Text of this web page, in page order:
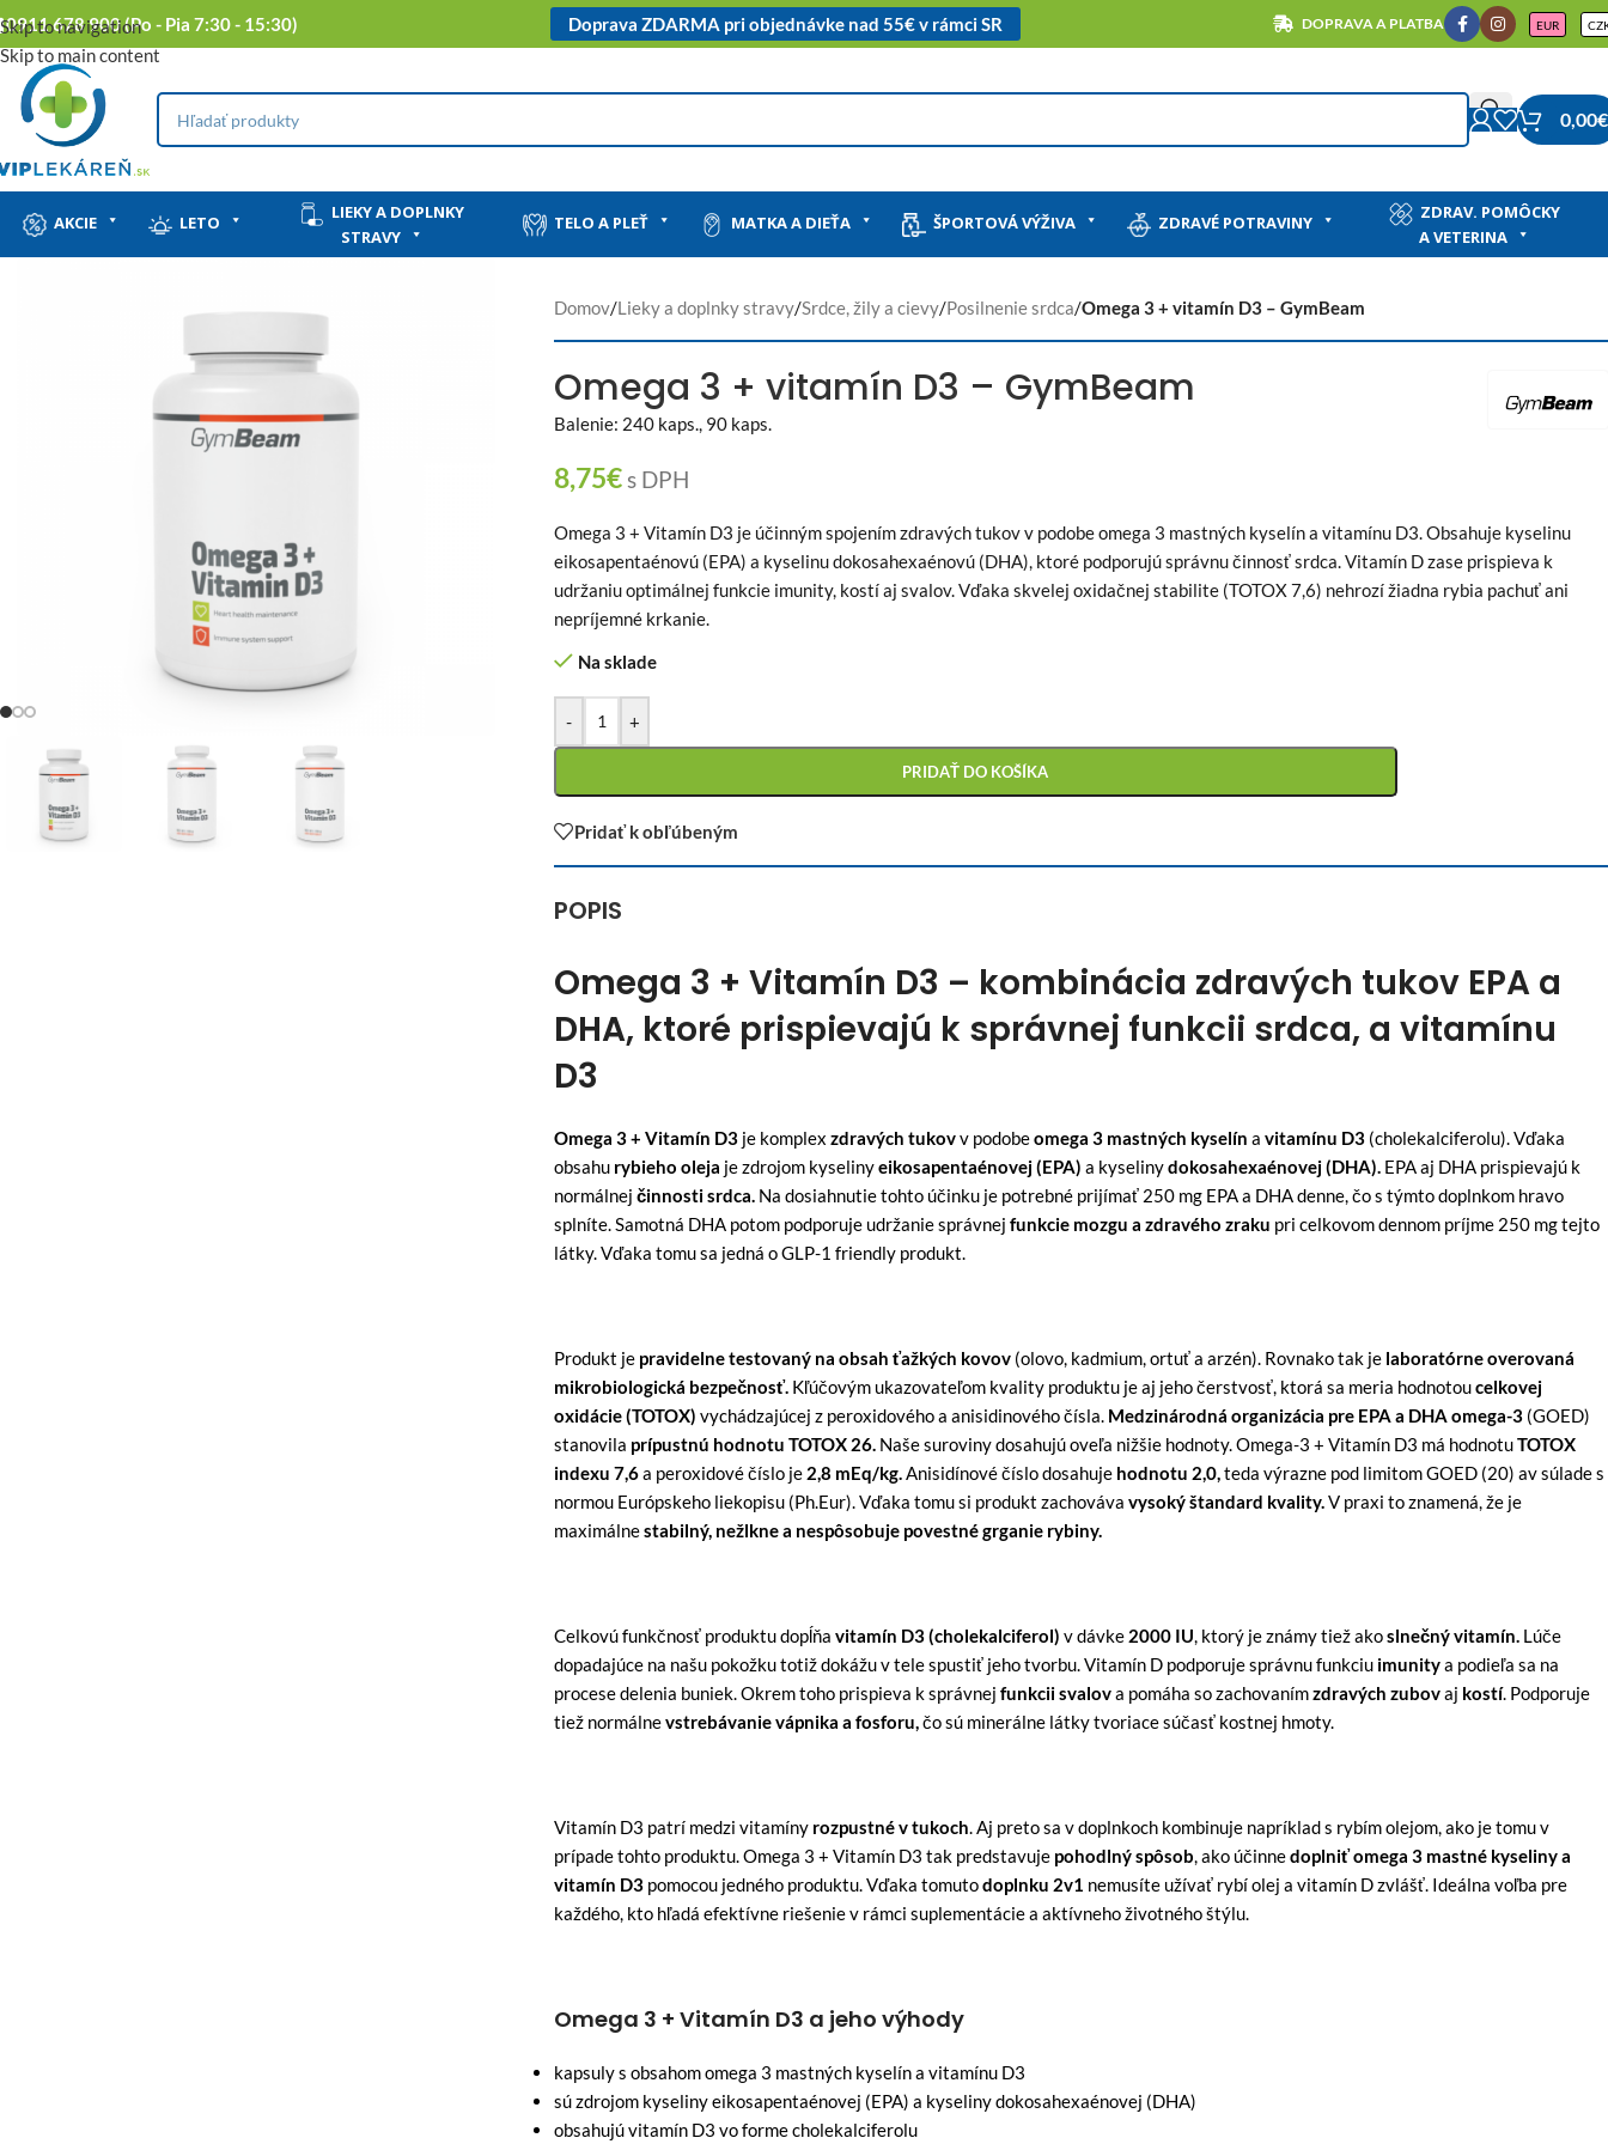
Skip to navigation
Skip to main content
0911 678 900 (Po - Pia 7:30 - 15:30) Doprava ZDARMA pri objednávke nad 55€ v rámci SR DOPRAVA A PLATBA EUR
0,00€
AKCIE LETO
LIEKY A DOPLNKY
STRAVY
TELO A PLEŤ MATKA A DIEŤA ŠPORTOVÁ VÝŽIVA ZDRAVÉ POTRAVINY
ZDRAV. POMÔCKY
A VETERINA
Domov/Lieky a doplnky stravy/Srdce, žily a cievy/Posilnenie srdca/Omega 3 + vitamín D3 – GymBeam
Omega 3 + vitamín D3 – GymBeam
Balenie: 240 kaps., 90 kaps.
8,75€s DPH
Omega 3 + Vitamín D3 je účinným spojením zdravých tukov v podobe omega 3 mastných kyselín a vitamínu D3. Obsahuje kyselinu
eikosapentaénovú (EPA) a kyselinu dokosahexaénovú (DHA), ktoré podporujú správnu činnosť srdca. Vitamín D zase prispieva k
udržaniu optimálnej funkcie imunity, kostí aj svalov. Vďaka skvelej oxidačnej stabilite (TOTOX 7,6) nehrozí žiadna rybia pachuť ani
nepríjemné krkanie.
Na sklade
- +
PRIDAŤ DO KOŠÍKA
Pridať k obľúbeným
POPIS
Omega 3 + Vitamín D3 – kombinácia zdravých tukov EPA a
DHA, ktoré prispievajú k správnej funkcii srdca, a vitamínu
D3
Omega 3 + Vitamín D3 je komplex zdravých tukovv podobeomega 3 mastných kyselín a vitamínu D3 (cholekalciferolu). Vďaka
obsahu rybieho oleja je zdrojom kyselinyeikosapentaénovej (EPA) a kyselinydokosahexaénovej (DHA). EPA aj DHA prispievajú k
normálnej činnosti srdca. Na dosiahnutie tohto účinku je potrebné prijímať 250 mg EPA a DHA denne, čo s týmto doplnkom hravo
splníte. Samotná DHA potom podporuje udržanie správnej funkcie mozgu a zdravého zraku pri celkovom dennom príjme 250 mg tejto
látky. Vďaka tomu sa jedná o GLP-1 friendly produkt.
Produkt je pravidelne testovaný na obsah ťažkých kovov (olovo, kadmium, ortuť a arzén). Rovnako tak je laboratórne overovaná
mikrobiologická bezpečnosť. Kľúčovým ukazovateľom kvality produktu je aj jeho čerstvosť, ktorá sa meria hodnotoucelkovej
oxidácie (TOTOX) vychádzajúcej z peroxidového a anisidinového čísla. Medzinárodná organizácia pre EPA a DHA omega-3 (GOED)
stanovila prípustnú hodnotu TOTOX 26. Naše suroviny dosahujú oveľa nižšie hodnoty. Omega-3 + Vitamín D3 má hodnotuTOTOX
indexu 7,6a peroxidové číslo je 2,8 mEq/kg.Anisidínové číslo dosahuje hodnotu 2,0,teda výrazne pod limitom GOED (20) av súlade s
normou Európskeho liekopisu (Ph.Eur). Vďaka tomu si produkt zachováva vysoký štandard kvality.V praxi to znamená, že je
maximálnestabilný, nežlkne a nespôsobuje povestné grganie rybiny.
Celkovú funkčnosť produktu dopĺňa vitamín D3 (cholekalciferol) v dávke 2000 IU, ktorý je známy tiež akoslnečný vitamín. Lúče
dopadajúce na našu pokožku totiž dokážu v tele spustiť jeho tvorbu. Vitamín D podporuje správnu funkciu imunitya podieľa sa na
procese delenia buniek. Okrem toho prispieva k správnej funkcii svalova pomáha so zachovanímzdravých zubovaj kostí. Podporuje
tiež normálnevstrebávanie vápnika a fosforu,čo sú minerálne látky tvoriace súčasť kostnej hmoty.
Vitamín D3 patrí medzi vitamíny rozpustné v tukoch. Aj preto sa v doplnkoch kombinuje napríklad s rybím olejom, ako je tomu v
prípade tohto produktu. Omega 3 + Vitamín D3 tak predstavuje pohodlný spôsob, ako účinnedoplniť omega 3 mastné kyseliny a
vitamín D3 pomocou jedného produktu. Vďaka tomutodoplnku 2v1 nemusíte užívať rybí olej a vitamín D zvlášť. Ideálna voľba pre
každého, kto hľadá efektívne riešenie v rámci suplementácie a aktívneho životného štýlu.
Omega 3 + Vitamín D3 a jeho výhody
kapsuly s obsahom omega 3 mastných kyselín a vitamínu D3
sú zdrojom kyseliny eikosapentaénovej (EPA) a kyseliny dokosahexaénovej (DHA)
obsahujú vitamín D3 vo forme cholekalciferolu